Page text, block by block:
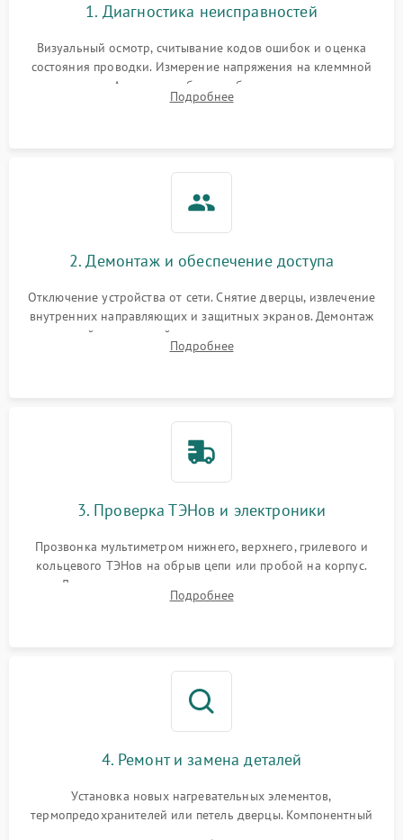
1. Диагностика неисправностей
Визуальный осмотр, считывание кодов ошибок и оценка
состояния проводки. Измерение напряжения на клеммной
колодке. Анализ жалоб на проблемы с нагревом,
конвекцией, панелью управления или блокировкой дверцы.
Подробнее
2. Демонтаж и обеспечение доступа
Отключение устройства от сети. Снятие дверцы, извлечение
внутренних направляющих и защитных экранов. Демонтаж
задней или верхней панели для прямого доступа к
нагревательным элементам, плате и вентиляторам.
Подробнее
3. Проверка ТЭНов и электроники
Прозвонка мультиметром нижнего, верхнего, грилевого и
кольцевого ТЭНов на обрыв цепи или пробой на корпус.
Диагностика термостата, датчиков температуры,
переключателя режимов и мотора конвекции.
Подробнее
4. Ремонт и замена деталей
Установка новых нагревательных элементов,
термопредохранителей или петель дверцы. Компонентный